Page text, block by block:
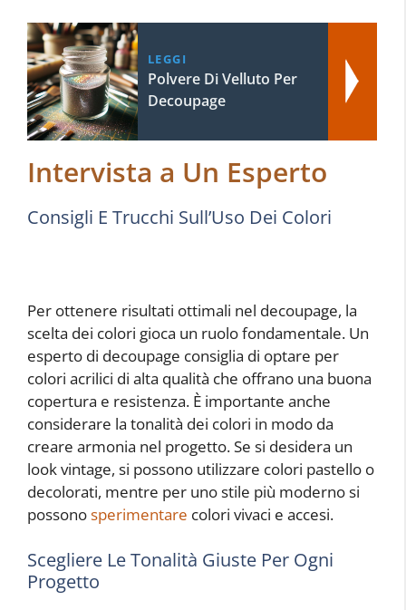
LEGGI
Polvere Di Velluto Per
Decoupage
Intervista a Un Esperto
Consigli E Trucchi Sull’Uso Dei Colori
Per ottenere risultati ottimali nel decoupage, la
scelta dei colori gioca un ruolo fondamentale. Un
esperto di decoupage consiglia di optare per
colori acrilici di alta qualità che offrano una buona
copertura e resistenza. È importante anche
considerare la tonalità dei colori in modo da
creare armonia nel progetto. Se si desidera un
look vintage, si possono utilizzare colori pastello o
decolorati, mentre per uno stile più moderno si
possonosperimentare colori vivaci e accesi.
Scegliere Le Tonalità Giuste Per Ogni
Progetto